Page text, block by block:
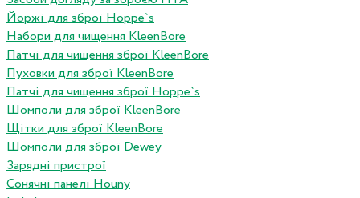
Йоржі для зброї Hoppe`s
Набори для чищення KleenBore
Патчі для чищення зброї KleenBore
Пуховки для зброї KleenBore
Патчі для чищення зброї Hoppe`s
Шомполи для зброї KleenBore
Щітки для зброї KleenBore
Шомполи для зброї Dewey
Зарядні пристрої
Сонячні панелі Houny